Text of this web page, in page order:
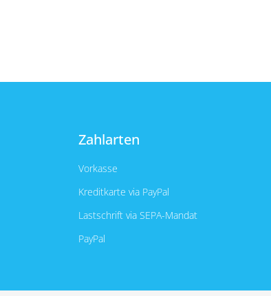
Zahlarten
Vorkasse
Kreditkarte via PayPal
Lastschrift via SEPA-Mandat
PayPal